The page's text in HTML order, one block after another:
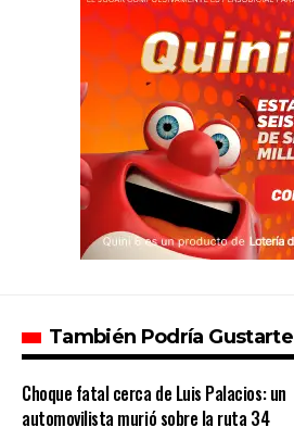
También Podría Gustarte
Choque fatal cerca de Luis Palacios: un
automovilista murió sobre la ruta 34